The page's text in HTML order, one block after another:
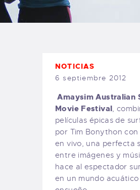
TIENDA FAMILY
WEBCAM SALINAS
NOTICIAS
6 septiembre 2012
Amaysim Australian
Movie Festival ,
películas épicas de
por Tim Bonython con
en vivo, una perfecta
entre imágenes y
hace al espectador
en un mundo acuático